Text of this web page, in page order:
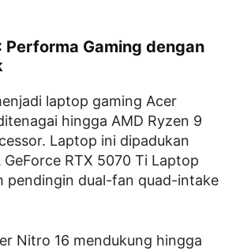
Performa Gaming dengan
laptop gaming Acer
hingga AMD Ryzen 9
Laptop ini dipadukan
GeForce RTX 5070 Ti Laptop
pendingin dual-fan quad-intake
Nitro 16 mendukung hingga